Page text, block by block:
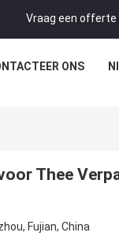
Vraag een offerte
ONS
Thee
Fujian, China